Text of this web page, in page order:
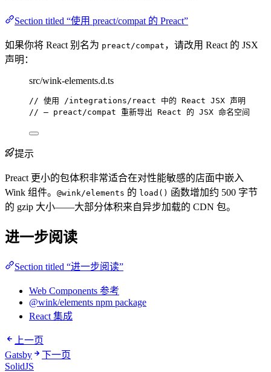
Section titled “使用 preact/compat 的 Preact”
如果你将 React 别名为 preact/compat ，请改用 React 的 JSX
声明：
src/wink-elements.d.ts
// 使用 /integrations/react 中的 React JSX 声明
// — preact/compat 重新导出 React 的 JSX 命名空间
提示
Preact 更小的包体积非常适合在对性能敏感的店面中嵌入
Wink 组件。 @wink/elements 的 load() 函数增加约 500 字节
的 gzip 大小——大部分体积来自异步加载的 CDN 包。
进一步阅读
Section titled “进一步阅读”
Web Components 参考
@wink/elements npm package
React 集成
上一页
Gatsby
下一页
SolidJS